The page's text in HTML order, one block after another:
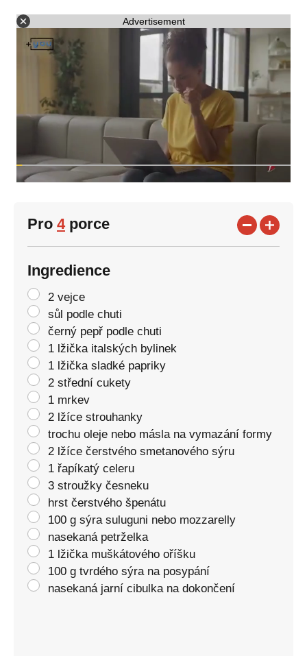
Advertisement
Pro 4porce
Ingredience
2 vejce
sůl podle chuti
černý pepř podle chuti
1 lžička italských bylinek
1 lžička sladké papriky
2 střední cukety
1 mrkev
2 lžíce strouhanky
trochu oleje nebo másla na vymazání formy
2 lžíce čerstvého smetanového sýru
1 řapíkatý celeru
3 stroužky česneku
hrst čerstvého špenátu
100 g sýra suluguni nebo mozzarelly
nasekaná petrželka
1 lžička muškátového oříšku
100 g tvrdého sýra na posypání
nasekaná jarní cibulka na dokončení